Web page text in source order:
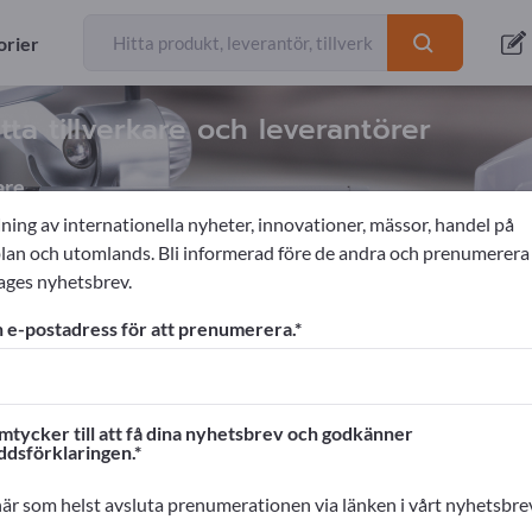
tillverkare och leverantörer
Identifiering
>> börja här
på Exportpages.
här
av internationella nyheter, innovationer, mässor, handel på
och utomlands. Bli informerad före de andra och
nyhetsbrev.
e-postadress för att prenumerera.
till att få dina nyhetsbrev och godkänner
som helst avsluta prenumerationen via länken i vårt